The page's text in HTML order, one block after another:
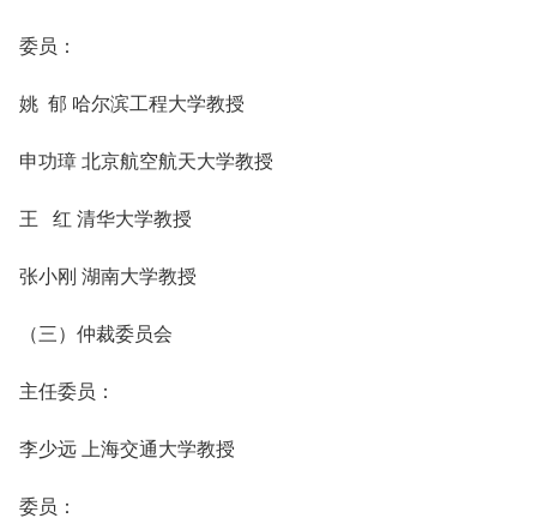
委员：
姚 郁 哈尔滨工程大学教授
申功璋 北京航空航天大学教授
王 红 清华大学教授
张小刚 湖南大学教授
（三）仲裁委员会
主任委员：
李少远 上海交通大学教授
委员：